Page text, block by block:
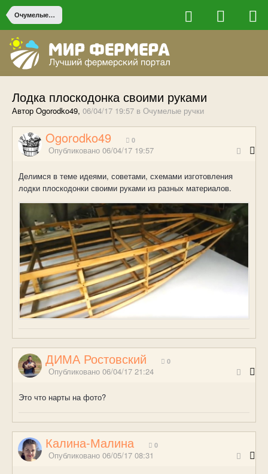
Очумелые ручки
Лодка плоскодонка своими руками
Автор Ogorodko49, 06/04/17 19:57 в Очумелые ручки
Ogorodko49 0
Опубликовано 06/04/17 19:57
Делимся в теме идеями, советами, схемами изготовления
лодки плоскодонки своими руками из разных материалов.
ДИМА Ростовский 0
Опубликовано 06/04/17 21:24
Это что нарты на фото?
Калина-Малина 0
Опубликовано 06/05/17 08:31